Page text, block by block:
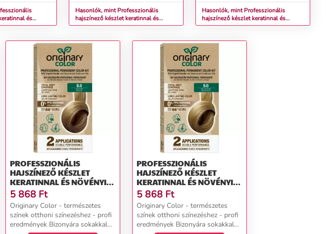
és
5/7
Hasonlók, mint Professzionális
hajszínező készlet keratinnal és
növényi olajokkal - KÜLÖNBÖZŐ
(Farba): Világos gesztenye mahagóni
Hasonlók, mint Professzionális
hajszínező készlet keratinnal és
növényi olajokkal - KÜLÖNBÖZŐ
(Farba): Arany réz sötét szőke 6/43
PROFESSZIONÁLIS
HAJSZÍNEZŐ KÉSZLET
KERATINNAL ÉS NÖVÉNYI
OLAJOKKAL - KÜLÖNBÖZŐ
ÁRNYALATOK - ORIGINARY
COLOR SZÍNN (FARBA):
VILÁGOS SZŐKE 8/0
5 868 Ft
Originary Color - természetes
színek otthoni színezéshez - profi
eredmények Bizonyára sokakkal
PROFESSZIONÁLIS
HAJSZÍNEZŐ KÉSZLET
KERATINNAL ÉS NÖVÉNYI
OLAJOKKAL - KÜLÖNBÖZŐ
ÁRNYALATOK - ORIGINARY
COLOR SZÍNN (FARBA):
NAGYON VILÁGOS SZŐKE
9/0
5 868 Ft
Originary Color - természetes
színek otthoni színezéshez - profi
eredmények Bizonyára sokakkal